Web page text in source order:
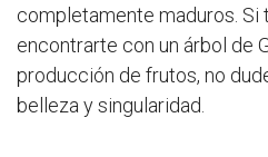
completamente maduros. Si
encontrarte con un árbol de
producción de frutos, no
belleza y singularidad.